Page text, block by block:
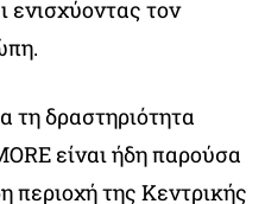
τον
τη δραστηριότητα
είναι ήδη παρούσα
περιοχή της Κεντρικής